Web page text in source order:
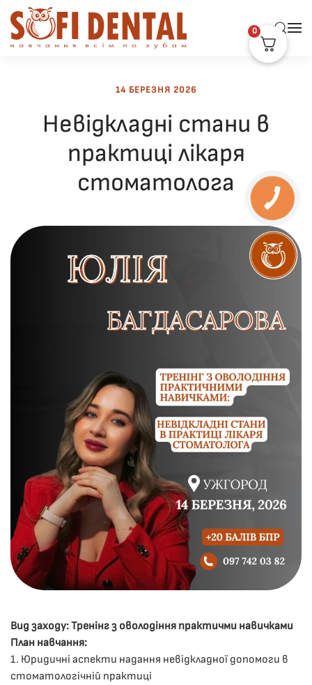
Skip to main content
14 БЕРЕЗНЯ 2026
Невідкладні стани в
практиці лікаря
стоматолога
Вид заходу: Тренінг з оволодіння практичми навичками
План навчання:
1. ​Юридичні аспекти надання невідкладної допомоги в
стоматологічній практиці
0
КНОПКА
ЗВ'ЯЗКУ